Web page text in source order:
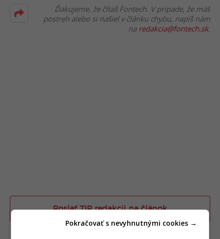
Ďakujeme, že čítaš Fontech. V prípade, že máš
postreh alebo si našiel v článku chybu, napíš nám
na redakcia@fontech.sk.
Poslať TIP redakcii na článok
Pokračovať s nevyhnutnými cookies →